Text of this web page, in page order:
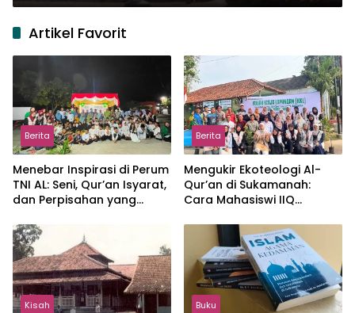
Artikel Favorit
Berita
Menebar Inspirasi di Perum
TNI AL: Seni, Qur’an Isyarat,
dan Perpisahan yang
Berita
Mengukir Ekoteologi Al-
Qur’an di Sukamanah:
Cara Mahasiswi IIQ
Jonggol
Kisah Buku